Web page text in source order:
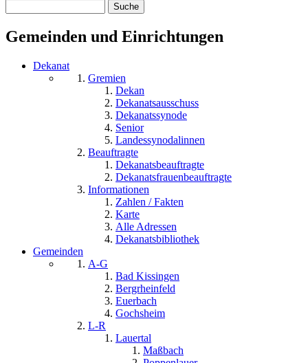
Gemeinden und Einrichtungen
Dekanat
Gremien
Dekan
Dekanatsausschuss
Dekanatssynode
Senior
Landessynodalinnen
Beauftragte
Dekanatsbeauftragte
Dekanatsfrauenbeauftragte
Informationen
Zahlen / Fakten
Karte
Alle Adressen
Dekanatsbibliothek
Gemeinden
A-G
Bad Kissingen
Bergrheinfeld
Euerbach
Gochsheim
L-R
Lauertal
Maßbach